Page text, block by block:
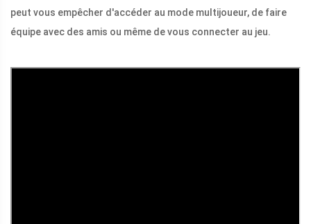
peut vous empêcher d'accéder au mode multijoueur, de faire
équipe avec des amis ou même de vous connecter au jeu.